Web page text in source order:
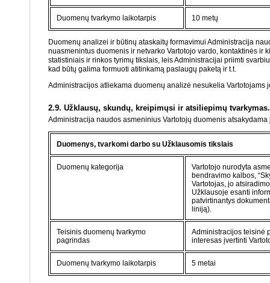
Duomenų tvarkymo laikotarpis 10 metų
Duomenų analizei ir būtinų ataskaitų formavimui Administracija
nuasmenintus duomenis ir netvarko Vartotojo vardo, kontaktinės
statistiniais ir rinkos tyrimų tikslais, leis Administracijai priimti
kad būtų galima formuoti atitinkamą paslaugų paketą ir t.t.
Administracijos atliekama duomenų analizė nesukelia
2.9. Užklausų, skundų, kreipimųsi ir atsiliepimų tvarkymas.
Administracija naudos asmeninius Vartotojų duomenis
Duomenys, tvarkomi darbo su Užklausomis tikslais
Duomenų kategorija
Vartotojo nurodyta
bendravimo kalbos,
Vartotojas, jo
Užklausoje esanti
patvirtinantys
liniją).
Teisinis duomenų tvarkymo
pagrindas
Administracijos teisinė
interesas įvertinti
Duomenų tvarkymo laikotarpis 5 metai